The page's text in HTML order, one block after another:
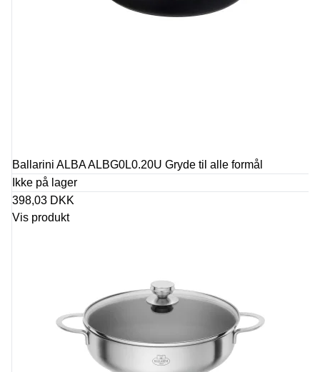
Ballarini ALBA ALBG0L0.20U Gryde til alle formål
Ikke på lager
398,03 DKK
Vis produkt